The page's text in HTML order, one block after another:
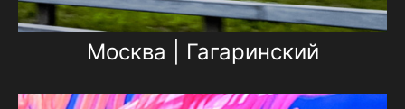
Москва | Гагаринский